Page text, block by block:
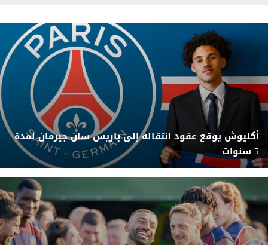
أكليوش يوقع عقود انتقاله إلى باريس سان جيرمان لمدة
5 سنوات